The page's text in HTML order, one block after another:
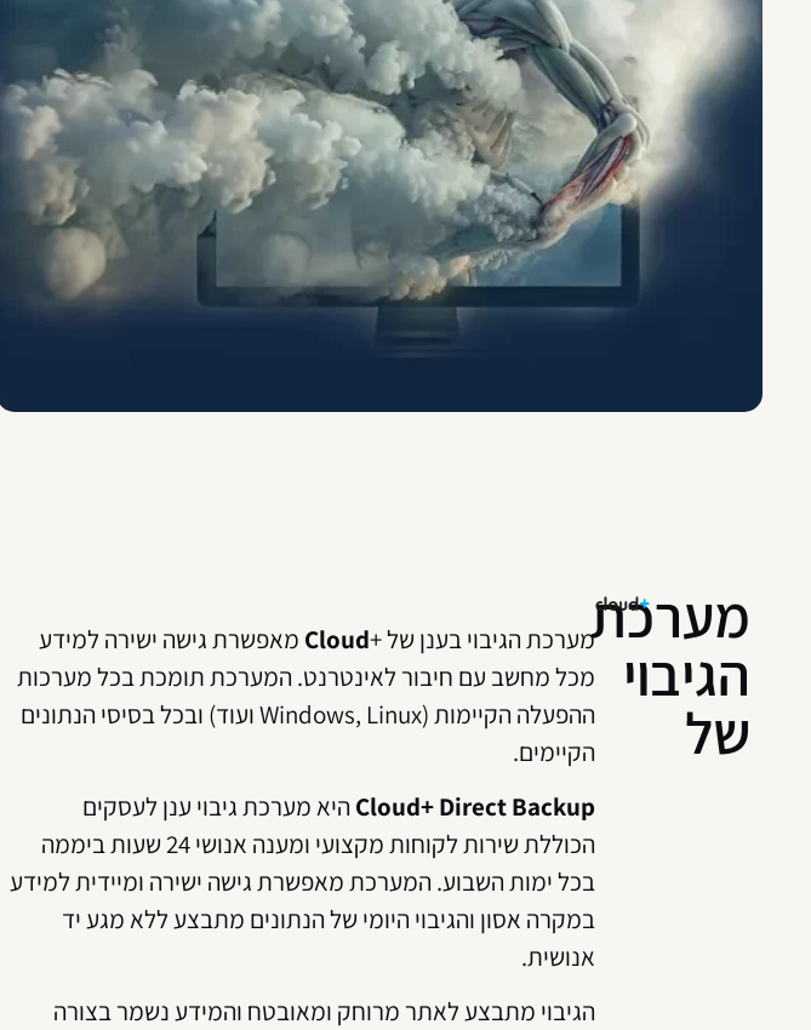
מערכת
הגיבוי
של
מערכת הגיבוי בענן של +Cloud מאפשרת גישה ישירה למידע
מכל מחשב עם חיבור לאינטרנט. המערכת תומכת בכל מערכות
ההפעלה הקיימות (Windows, Linux ועוד) ובכל בסיסי הנתונים
הקיימים.
Cloud+ Direct Backup היא מערכת גיבוי ענן לעסקים
הכוללת שירות לקוחות מקצועי ומענה אנושי 24 שעות ביממה
בכל ימות השבוע. המערכת מאפשרת גישה ישירה ומיידית למידע
במקרה אסון והגיבוי היומי של הנתונים מתבצע ללא מגע יד
אנושית.
הגיבוי מתבצע לאתר מרוחק ומאובטח והמידע נשמר בצורה